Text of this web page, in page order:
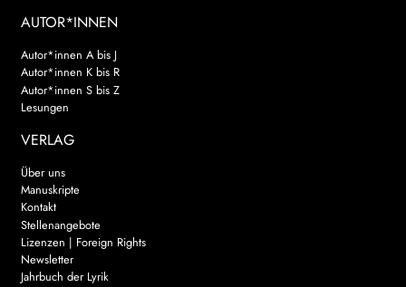
AUTOR*INNEN
Autor*innen A bis J
Autor*innen K bis R
Autor*innen S bis Z
Lesungen
VERLAG
Über uns
Manuskripte
Kontakt
Stellenangebote
Lizenzen | Foreign Rights
Newsletter
Jahrbuch der Lyrik